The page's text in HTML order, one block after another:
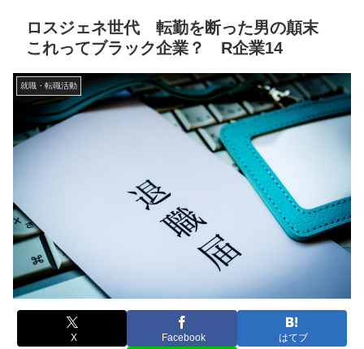
ロスジェネ世代 転勤を断った男の顛末
これってブラック企業？ R企業14
就職・転職活動
X Facebook はてブ